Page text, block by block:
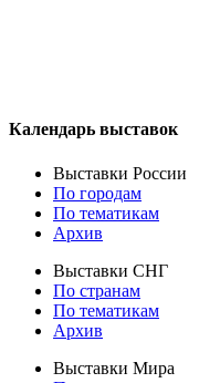
Календарь выставок
Выставки России
По городам
По тематикам
Архив
Выставки СНГ
По странам
По тематикам
Архив
Выставки Мира